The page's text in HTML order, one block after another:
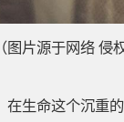
图片源于网络 侵
生命这个沉重